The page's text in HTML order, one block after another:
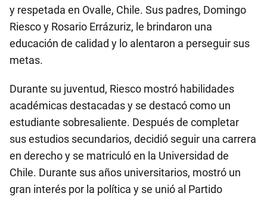
y respetada en Ovalle, Chile. Sus padres, Domingo
Riesco y Rosario Errázuriz, le brindaron una
educación de calidad y lo alentaron a perseguir sus
metas.
Durante su juventud, Riesco mostró habilidades
académicas destacadas y se destacó como un
estudiante sobresaliente. Después de completar
sus estudios secundarios, decidió seguir una carrera
en derecho y se matriculó en la Universidad de
Chile. Durante sus años universitarios, mostró un
gran interés por la política y se unió al Partido